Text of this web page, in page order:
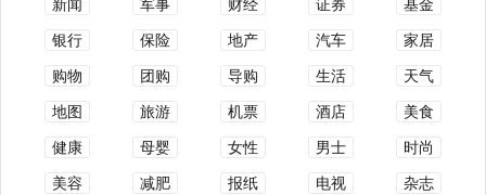
新闻 军事 财经 证券 基金
银行 保险 地产 汽车 家居
购物 团购 导购 生活 天气
地图 旅游 机票 酒店 美食
健康 母婴 女性 男士 时尚
美容 减肥 报纸 电视 杂志